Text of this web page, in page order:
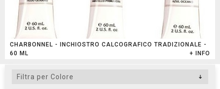
CHARBONNEL - INCHIOSTRO CALCOGRAFICO TRADIZIONALE -
60 ML
+ INFO